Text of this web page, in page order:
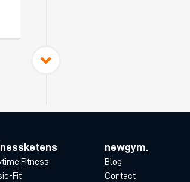
Fitness
Fit
newgym.
Blog
Contact